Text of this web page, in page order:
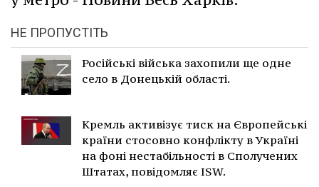
НЕ ПРОПУСТІТЬ
Російські війська захопили ще одне
село в Донецькій області.
Кремль активізує тиск на Європейські
країни стосовно конфлікту в Україні
на фоні нестабільності в Сполучених
Штатах, повідомляє ISW.